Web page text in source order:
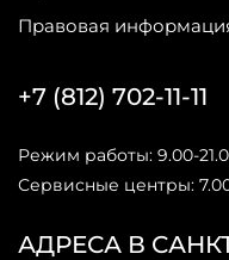
Правовая
АДРЕСА В
+7 (812) 702-11-11
Режим работы: 9.00-
Сервисные центры: